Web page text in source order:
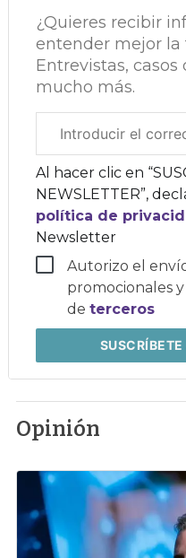
¿Quieres recibir
entender mejor
Entrevistas,
mucho más.
electrónico
corporativo
Al hacer clic en
NEWSLETTER”,
política de
Newsletter
Autorizo el
promocionales
deterceros
SUSCRÍBETE
Opinión